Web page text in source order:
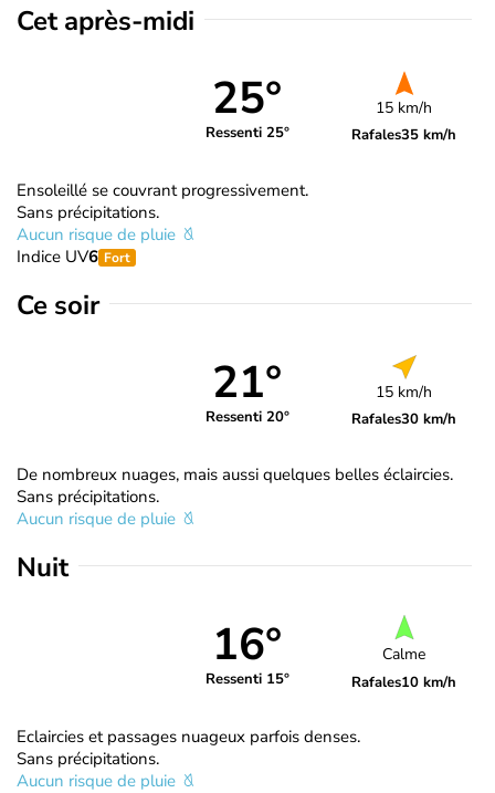
Cet après-midi
25°
Ressenti 25°
15 km/h
Rafales35 km/h
Ensoleillé se couvrant progressivement.
Sans précipitations.
Aucun risque de pluie
Indice UV6 Fort
Ce soir
21°
Ressenti 20°
15 km/h
Rafales30 km/h
De nombreux nuages, mais aussi quelques belles éclaircies.
Sans précipitations.
Aucun risque de pluie
Nuit
16°
Ressenti 15°
Calme
Rafales10 km/h
Eclaircies et passages nuageux parfois denses.
Sans précipitations.
Aucun risque de pluie